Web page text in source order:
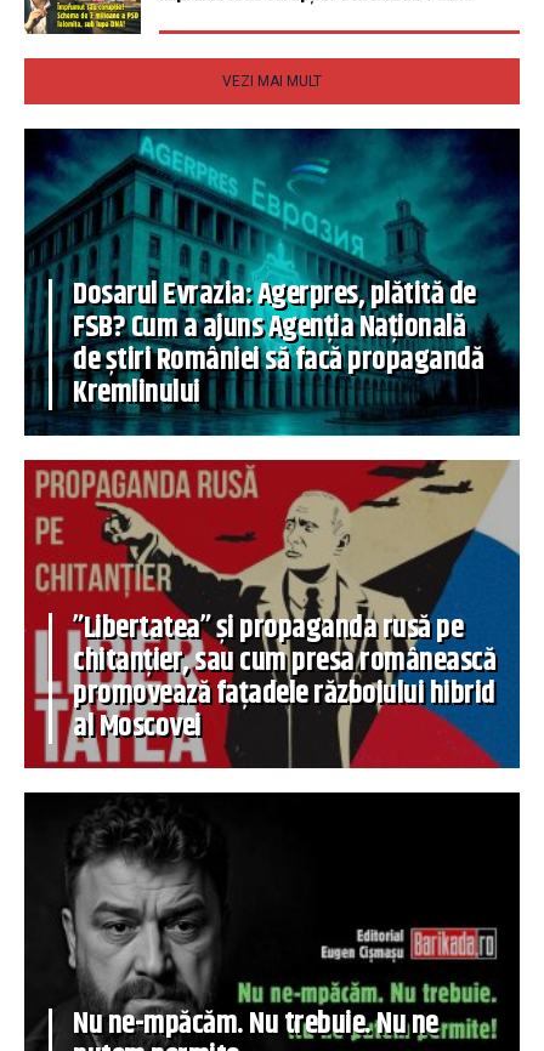
VEZI MAI MULT
Dosarul Evrazia: Agerpres, plătită de
FSB? Cum a ajuns Agenția Națională
de știri României să facă propagandă
Kremlinului
”Libertatea” și propaganda rusă pe
chitanțier, sau cum presa românească
promovează fațadele războiului hibrid
al Moscovei
Nu ne-mpăcăm. Nu trebuie. Nu ne